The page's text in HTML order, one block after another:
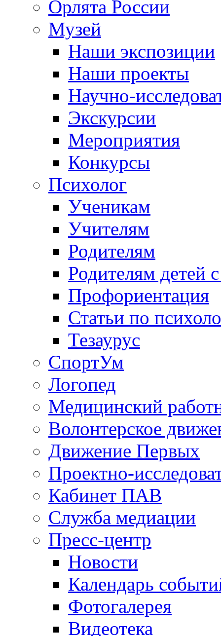
Орлята России
Музей
Наши экспозиции
Наши проекты
Научно-
Экскурсии
Мероприятия
Конкурсы
Психолог
Ученикам
Учителям
Родителям
Родителям детей
Профориентация
Статьи по
Тезаурус
СпортУм
Логопед
Медицинский
Волонтерское
Движение Первых
Проектно-
Кабинет ПАВ
Служба медиации
Пресс-центр
Новости
Календарь
Фотогалерея
Видеотека